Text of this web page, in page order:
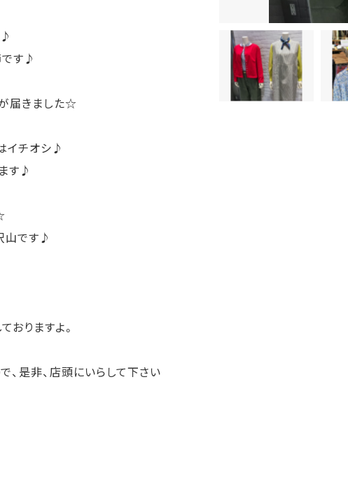
です♪
届きました☆
イチオシ♪
す♪
山です♪
おりますよ。
、是非、店頭にいらして下さい